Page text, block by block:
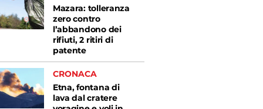
Mazara: tolleranza
zero contro
l’abbandono dei
rifiuti, 2 ritiri di
patente
CRONACA
Etna, fontana di
lava dal cratere